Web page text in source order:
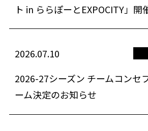
ト in ららぽーとEXPOCITY」開
2026.07.10
2026-27シーズン チームコンセ
ーム決定のお知らせ